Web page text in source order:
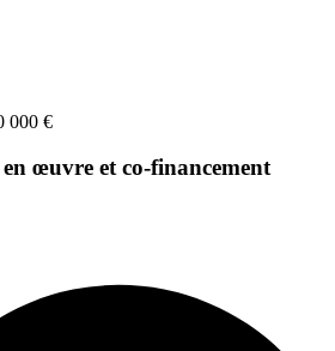
000 €
œuvre et co-financement